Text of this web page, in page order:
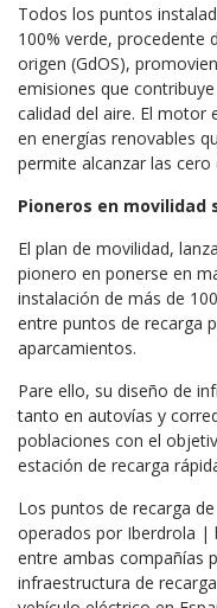
Todos los puntos
100% verde, procedente
origen (GdOS),
emisiones que
calidad del aire. El motor
en energías renovables
permite alcanzar las cero
Pioneros en movilidad
El plan de movilidad,
pionero en ponerse en
instalación de más de
entre puntos de recarga
aparcamientos.
Pare ello, su diseño de
tanto en autovías y
poblaciones con el
estación de recarga
Los puntos de recarga
operados por Iberdrola |
entre ambas compañías
infraestructura de